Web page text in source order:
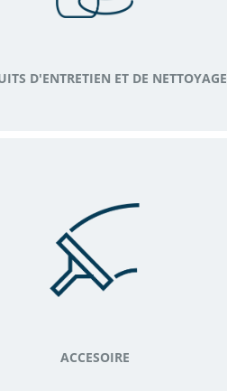
D'ENTRETIEN ET DE NETTOYAGE
ACCESOIRE